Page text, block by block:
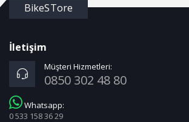
BikeSTore
İletişim
Müşteri Hizmetleri:
0850 302 48 80
Whatsapp:
0 533 158 36 29